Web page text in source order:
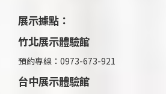
展示據點：
竹北展示體驗館
預約專線：0973-673-921
台中展示體驗館